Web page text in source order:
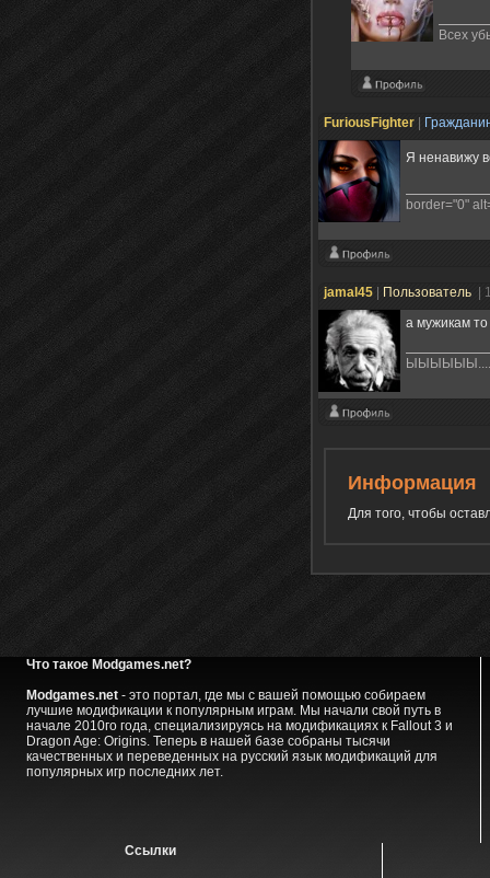
Всех
FuriousFighter
Я ненавижу
border="0"
jamal45 Пользователь
|
а мужикам
Информация
Для того, чтобы
Что такое Modgames.net?
Modgames.net- это портал, где мы с вашей помощью собираем
лучшие модификации к популярным играм. Мы начали свой путь в
начале 2010го года, специализируясь на модификациях к Fallout 3 и
Dragon Age: Origins. Теперь в нашей базе собраны тысячи
качественных и переведенных на русский язык модификаций для
популярных игр последних лет.
Ссылки